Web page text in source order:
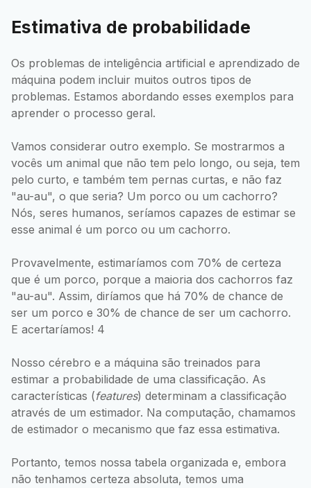
Estimativa de probabilidade
Os problemas de inteligência artificial e aprendizado de
máquina podem incluir muitos outros tipos de
problemas. Estamos abordando esses exemplos para
aprender o processo geral.
Vamos considerar outro exemplo. Se mostrarmos a
vocês um animal que não tem pelo longo, ou seja, tem
pelo curto, e também tem pernas curtas, e não faz
"au-au", o que seria? Um porco ou um cachorro?
Nós, seres humanos, seríamos capazes de estimar se
esse animal é um porco ou um cachorro.
Provavelmente, estimaríamos com 70% de certeza
que é um porco, porque a maioria dos cachorros faz
"au-au". Assim, diríamos que há 70% de chance de
ser um porco e 30% de chance de ser um cachorro.
E acertaríamos! 4
Nosso cérebro e a máquina são treinados para
estimar a probabilidade de uma classificação. As
características (features) determinam a classificação
através de um estimador. Na computação, chamamos
de estimador o mecanismo que faz essa estimativa.
Portanto, temos nossa tabela organizada e, embora
não tenhamos certeza absoluta, temos uma